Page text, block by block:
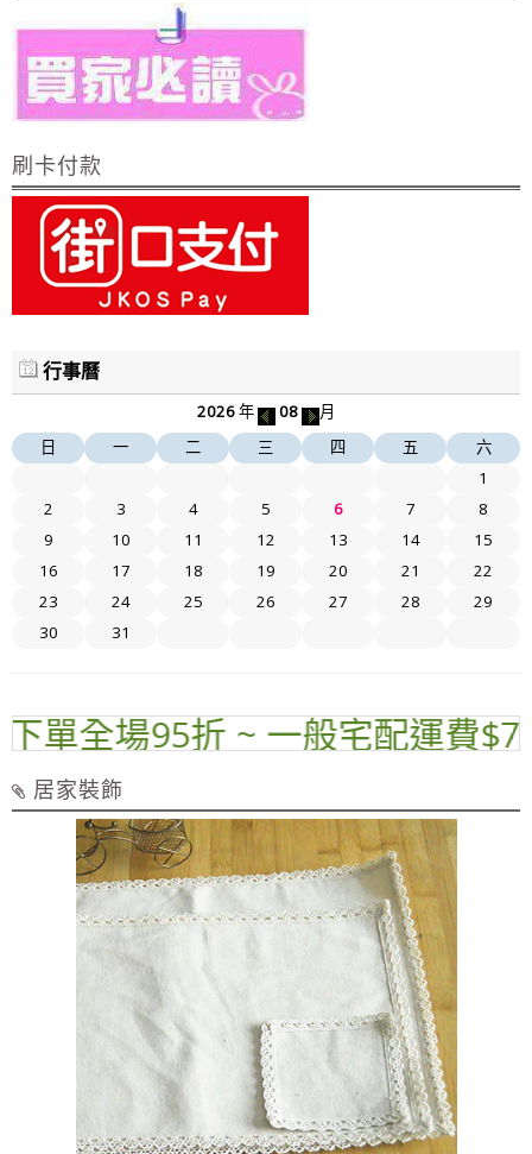
刷卡付款
行事曆
2026年 08
月
日
一 二 三 四 五
六
1
2
3 4 5 6 7
8
9
10 11 12 13 14
15
16
17 18 19 20 21
22
23
24 25 26 27 28
29
30
31
全場95折 ~ 一般宅配運費$70
居家裝飾